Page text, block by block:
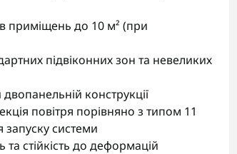
приміщень до 10 м² (при
підвіконних зон та невеликих
конструкції
повітря порівняно з типом 11
системи
стійкість до деформацій